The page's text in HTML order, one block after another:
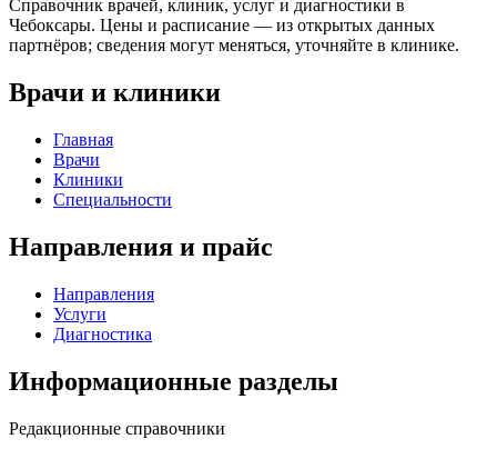
Справочник врачей, клиник, услуг и диагностики в
Чебоксары. Цены и расписание — из открытых данных
партнёров; сведения могут меняться, уточняйте в клинике.
Врачи и клиники
Главная
Врачи
Клиники
Специальности
Направления и прайс
Направления
Услуги
Диагностика
Информационные разделы
Редакционные справочники